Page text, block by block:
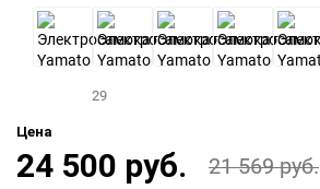
29
Цена
24 500 руб. 21 569 руб.